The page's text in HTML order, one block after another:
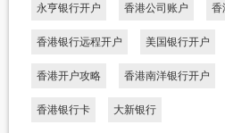
永亨银行开户 香港公司账户 香
香港银行远程开户 美国银行开户
香港开户攻略 香港南洋银行开户
香港银行卡 大新银行